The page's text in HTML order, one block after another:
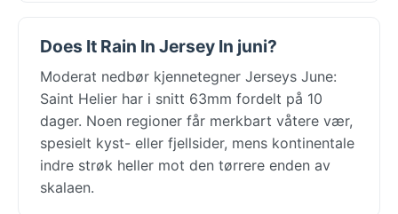
Does It Rain In Jersey In juni?
Moderat nedbør kjennetegner Jerseys June:
Saint Helier har i snitt 63mm fordelt på 10
dager. Noen regioner får merkbart våtere vær,
spesielt kyst- eller fjellsider, mens kontinentale
indre strøk heller mot den tørrere enden av
skalaen.